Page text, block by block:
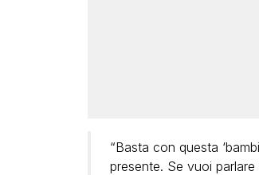
“Basta con questa
presente. Se vuoi